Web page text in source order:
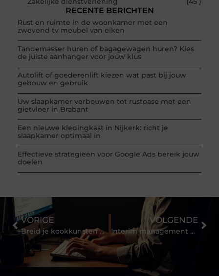
RECENTE BERICHTEN
Rust en ruimte in de woonkamer met een
zwevend tv meubel van eiken
Tandemasser huren of bagagewagen huren? Kies
de juiste aanhanger voor jouw klus
Autolift of goederenlift kiezen wat past bij jouw
gebouw en gebruik
Uw slaapkamer verbouwen tot rustoase met een
gietvloer in Brabant
Een nieuwe kledingkast in Nijkerk: richt je
slaapkamer optimaal in
Effectieve strategieën voor Google Ads bereik jouw
doelen
VORIGE
Breid je kookkunsten uit en kies hier uit honderden bladerdeeg recepten
VOLGENDE
Interim management om op te bouwen